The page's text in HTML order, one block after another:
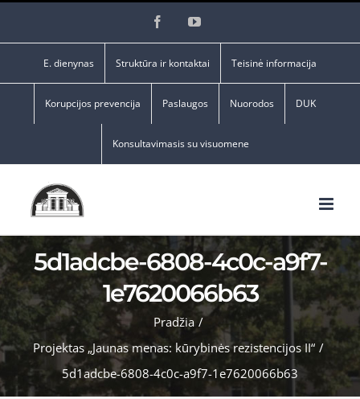
FacebookYouTube
E. dienynas Struktūra ir kontaktai Teisinė informacija
Korupcijos prevencija Paslaugos Nuorodos DUK
Konsultavimasis su visuomene
5d1adcbe-6808-4c0c-a9f7-
1e7620066b63
Pradžia /
Projektas „Jaunas menas: kūrybinės rezistencijos II“ /
5d1adcbe-6808-4c0c-a9f7-1e7620066b63